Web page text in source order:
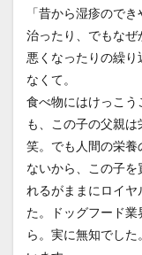
「昔から湿疹ので
治ったり、でもなぜ
悪くなったりの繰
なくて。
食べ物にはけっこ
も、この子の父親
笑。でも人間の栄
ないから、この子
れるがままにロイヤ
た。ドッグフード
ら。実に無知でし